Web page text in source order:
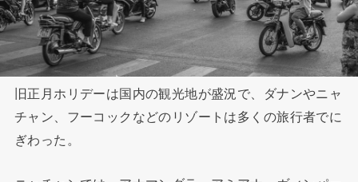
旧正月ホリデーは国内の観光地が盛況で、ダナンやニャ
チャン、フーコックなどのリゾートは多くの旅行者でに
ぎわった。